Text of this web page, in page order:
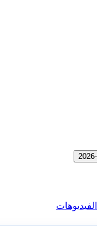
الفيديوهات